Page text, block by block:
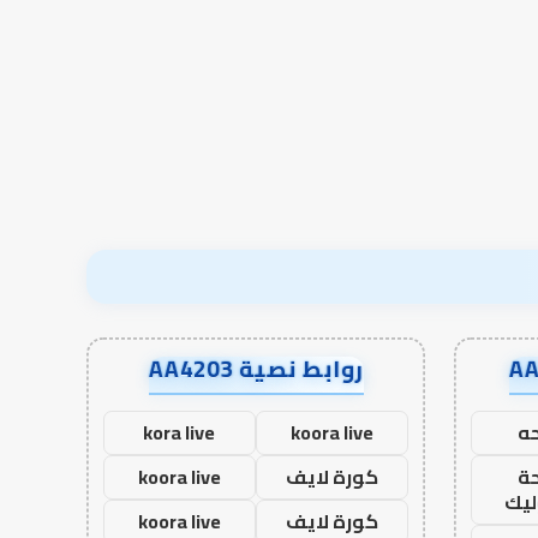
روابط نصية AA4203
koora live
kora live
كورة لايف
koora live
كورة لايف
koora live